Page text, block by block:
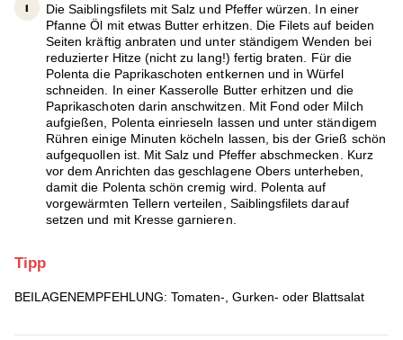
Die Saiblingsfilets mit Salz und Pfeffer würzen. In einer
Pfanne Öl mit etwas Butter erhitzen. Die Filets auf beiden
Seiten kräftig anbraten und unter ständigem Wenden bei
reduzierter Hitze (nicht zu lang!) fertig braten. Für die
Polenta die Paprikaschoten entkernen und in Würfel
schneiden. In einer Kasserolle Butter erhitzen und die
Paprikaschoten darin anschwitzen. Mit Fond oder Milch
aufgießen, Polenta einrieseln lassen und unter ständigem
Rühren einige Minuten köcheln lassen, bis der Grieß schön
aufgequollen ist. Mit Salz und Pfeffer abschmecken. Kurz
vor dem Anrichten das geschlagene Obers unterheben,
damit die Polenta schön cremig wird. Polenta auf
vorgewärmten Tellern verteilen, Saiblingsfilets darauf
setzen und mit Kresse garnieren.
Tipp
BEILAGENEMPFEHLUNG: Tomaten-, Gurken- oder Blattsalat